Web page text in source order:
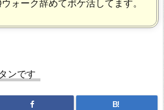
ォーク辞めてポケ活してます。
ンです
B!